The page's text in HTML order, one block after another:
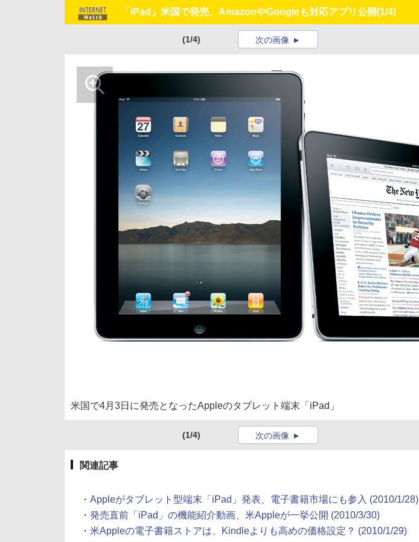
「iPad」米国で発売、AmazonやGoogleも対応アプリ公開(1/4)
(1/4) 次の画像
米国で4月3日に発売となったAppleのタブレット端末「iPad」
(1/4) 次の画像
関連記事
・ Appleがタブレット型端末「iPad」発表、電子書籍市場にも参入 (2010/1/28)
・ 発売直前「iPad」の機能紹介動画、米Appleが一挙公開 (2010/3/30)
・ 米Appleの電子書籍ストアは、Kindleよりも高めの価格設定？ (2010/1/29)